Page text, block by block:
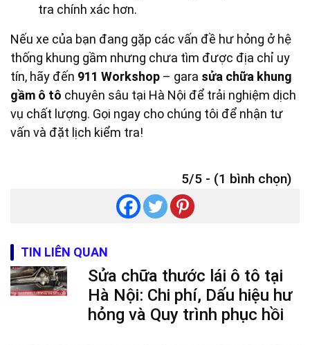
tra chính xác hơn.
Nếu xe của bạn đang gặp các vấn đề hư hỏng ở hệ
thống khung gầm nhưng chưa tìm được địa chỉ uy
tín, hãy đến 911 Workshop – gara sửa chữa khung
gầm ô tô chuyên sâu tại Hà Nội để trải nghiệm dịch
vụ chất lượng. Gọi ngay cho chúng tôi để nhận tư
vấn và đặt lịch kiểm tra!
5/5 - (1 bình chọn)
TIN LIÊN QUAN
Sửa chữa thước lái ô tô tại
Hà Nội: Chi phí, Dấu hiệu hư
hỏng và Quy trình phục hồi